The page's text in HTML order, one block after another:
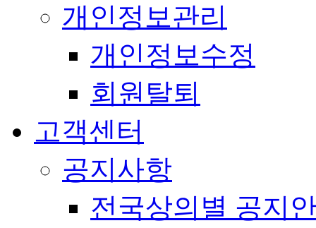
개인정보관리
개인정보수정
회원탈퇴
고객센터
공지사항
전국상의별 공지